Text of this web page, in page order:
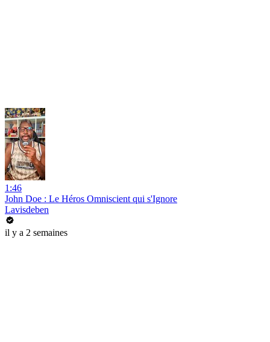
1:46
John Doe : Le Héros Omniscient qui s'Ignore
Lavisdeben
il y a 2 semaines